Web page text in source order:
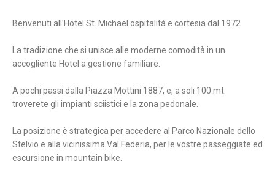
Benvenuti all'Hotel St. Michael ospitalità e cortesia dal 1972
La tradizione che si unisce alle moderne comodità in un
accogliente Hotel a gestione familiare.
A pochi passi dalla Piazza Mottini 1887, e, a soli 100 mt.
troverete gli impianti sciistici e la zona pedonale.
La posizione è strategica per accedere al Parco Nazionale dello
Stelvio e alla vicinissima Val Federia, per le vostre passeggiate ed
escursione in mountain bike.